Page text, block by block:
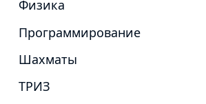
Физика
Программирование
Шахматы
ТРИЗ